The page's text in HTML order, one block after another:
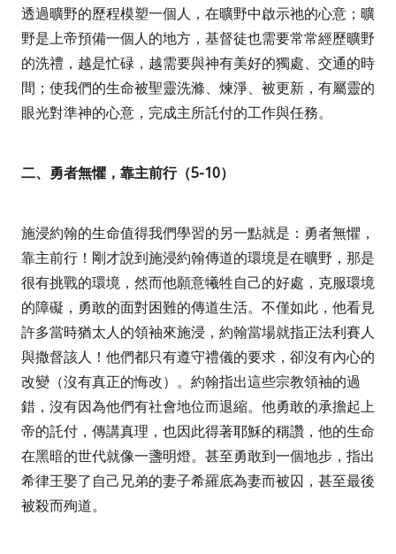
透過曠野的歷程模塑一個人，在曠野中啟示祂的心意；曠
野是上帝預備一個人的地方，基督徒也需要常常經歷曠野
的洗禮，越是忙碌，越需要與神有美好的獨處、交通的時
間；使我們的生命被聖靈洗滌、煉淨、被更新，有屬靈的
眼光對準神的心意，完成主所託付的工作與任務。
二、勇者無懼，靠主前行（5-10）
施浸約翰的生命值得我們學習的另一點就是：勇者無懼，
靠主前行！剛才說到施浸約翰傳道的環境是在曠野，那是
很有挑戰的環境，然而他願意犧牲自己的好處，克服環境
的障礙，勇敢的面對困難的傳道生活。不僅如此，他看見
許多當時猶太人的領袖來施浸，約翰當場就指正法利賽人
與撒督該人！他們都只有遵守禮儀的要求，卻沒有內心的
改變（沒有真正的悔改）。約翰指出這些宗教領袖的過
錯，沒有因為他們有社會地位而退縮。他勇敢的承擔起上
帝的託付，傳講真理，也因此得著耶穌的稱讚，他的生命
在黑暗的世代就像一盞明燈。甚至勇敢到一個地步，指出
希律王娶了自己兄弟的妻子希羅底為妻而被囚，甚至最後
被殺而殉道。